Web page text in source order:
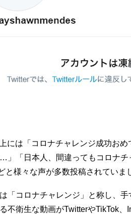
には「コロナチャレンジ成功お
」「日本人、間違ってもコロナ
と様々な声が多数投稿されていま
「コロナチャレンジ」と称し、
不衛生な動画がTwitterやTikTok